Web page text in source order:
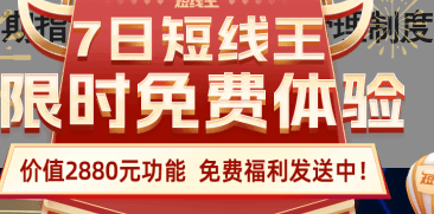
期指第五小节：风险管理制度
发布时间：2020-02-13